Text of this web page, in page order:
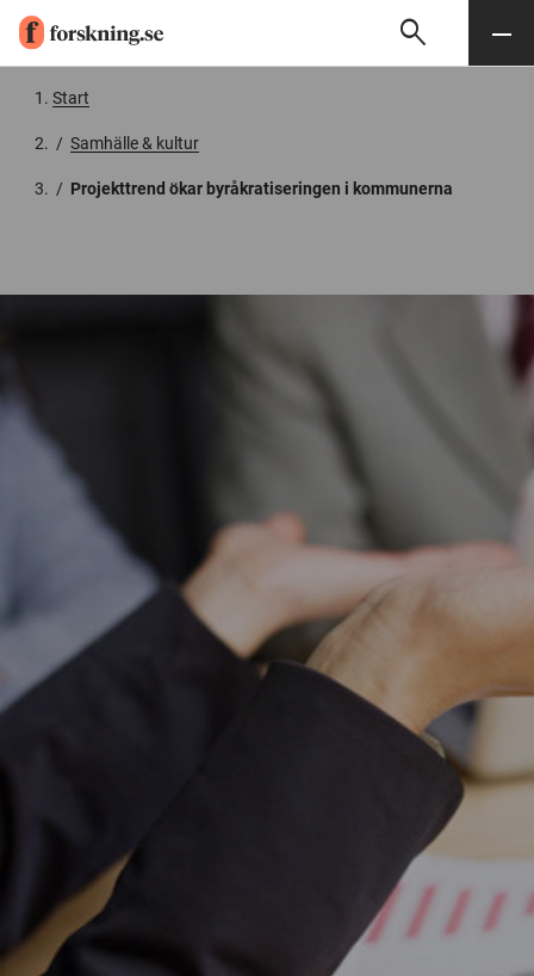
Söksearch Meny
Start
/ Samhälle & kultur
/ Projekttrend ökar byråkratiseringen i kommunerna